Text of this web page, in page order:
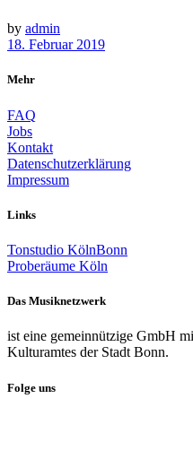
by admin
18. Februar 2019
Mehr
FAQ
Jobs
Kontakt
Datenschutzerklärung
Impressum
Links
Tonstudio KölnBonn
Proberäume Köln
Das Musiknetzwerk
ist eine gemeinnützige GmbH
Kulturamtes der Stadt Bonn.
Folge uns